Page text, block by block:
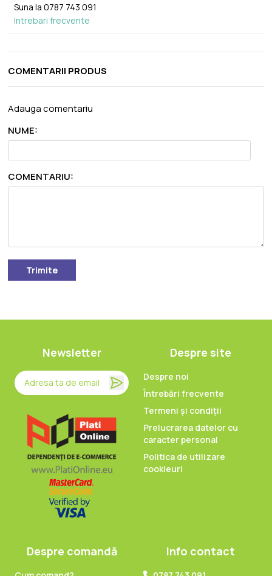
Suna la0787 743 091
Intrebari frecvente
COMENTARII PRODUS
Adauga comentariu
NUME:
COMENTARIU:
Trimite
Newsletter Despre site
Despre noi
Întrebări frecvente
Termeni și condiții
Prelucrarea datelor cu
caracter personal
Politica de utilizare
cookieuri
Despre comandă Info contact